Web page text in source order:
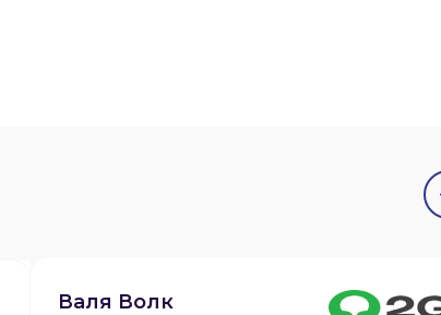
Валя Волк